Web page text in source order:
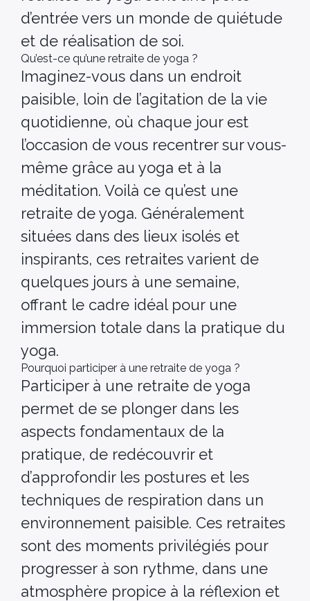
d’entrée vers un monde de quiétude
et de réalisation de soi.
Qu’est-ce qu’une retraite de yoga ?
Imaginez-vous dans un endroit
paisible, loin de l’agitation de la vie
quotidienne, où chaque jour est
l’occasion de vous recentrer sur vous-
même grâce au yoga et à la
méditation. Voilà ce qu’est une
retraite de yoga. Généralement
situées dans des lieux isolés et
inspirants, ces retraites varient de
quelques jours à une semaine,
offrant le cadre idéal pour une
immersion totale dans la pratique du
yoga.
Pourquoi participer à une retraite de yoga ?
Participer à une retraite de yoga
permet de se plonger dans les
aspects fondamentaux de la
pratique, de redécouvrir et
d’approfondir les postures et les
techniques de respiration dans un
environnement paisible. Ces retraites
sont des moments privilégiés pour
progresser à son rythme, dans une
atmosphère propice à la réflexion et